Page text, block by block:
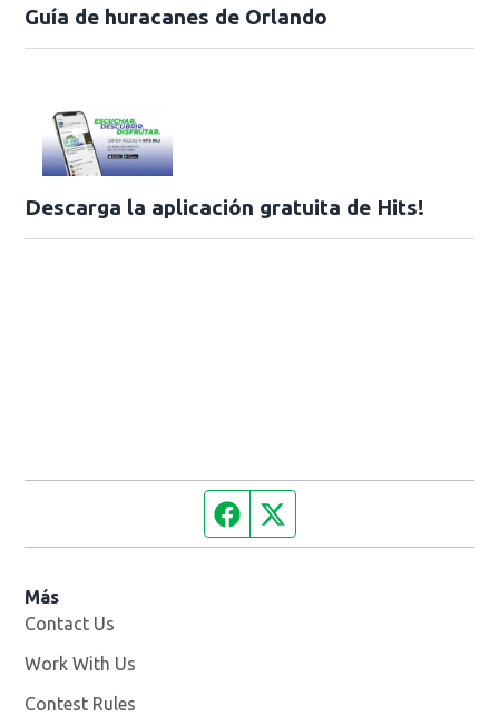
Guía de huracanes de Orlando
Descarga la aplicación gratuita de Hits!
Facebook page
Más
Contact Us
Work With Us
Contest Rules